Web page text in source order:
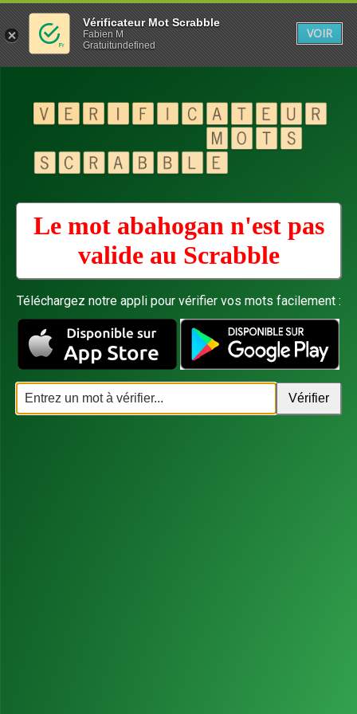
Le mot abahogan n'est pas
valide au Scrabble
Téléchargez notre appli pour vérifier vos mots facilement :
Vérificateur Mot Scrabble
Fabien M
Gratuitundefined
VOIR